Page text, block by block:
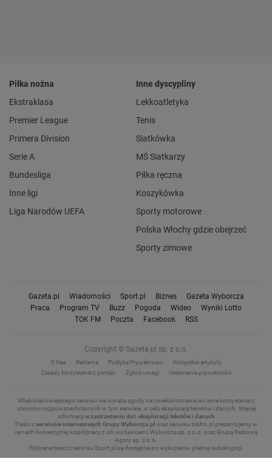
Piłka nożna
Ekstraklasa
Premier League
Primera Division
Serie A
Bundesliga
Inne ligi
Liga Narodów UEFA
Inne dyscypliny
Lekkoatletyka
Tenis
Siatkówka
MŚ Siatkarzy
Piłka ręczna
Koszykówka
Sporty motorowe
Polska Włochy gdzie obejrzeć
Sporty zimowe
Gazeta.pl Wiadomości Sport.pl Biznes
Gazeta Wyborcza
Praca
Program TV Buzz Pogoda Wideo
Wyniki Lotto
TOK FM
Poczta Facebook RSS
Copyright © Gazeta.pl sp. z o.o.
O Nas Reklama Polityka Prywatności
Wszystkie artykuły
Zasady korzystania z portalu
Zgłoś uwagi Ustawienia prywatności
Właściciel niniejszego serwisu nie wyraża zgody na zwielokrotnianie ani inne korzystanie z
utworów rozpowszechnionych w tym serwisie, w celu eksploracji tekstów i danych. Więcej
informacjiw zastrzeżeniu dot. eksploracji tekstów i danych
Treści zserwisów internetowych Grupy Wyborcza.pl oraz serwisu tokfm.pl prezentujemy w
ramach komercyjnej współpracy z ich wydawcami: Wyborcza sp. z o.o. oraz Grupą Radiową
Agory sp. z o.o.
Wybrane treści z serwisu Sport.pl są dostępne po wykupieniu płatnej subskrypcji.